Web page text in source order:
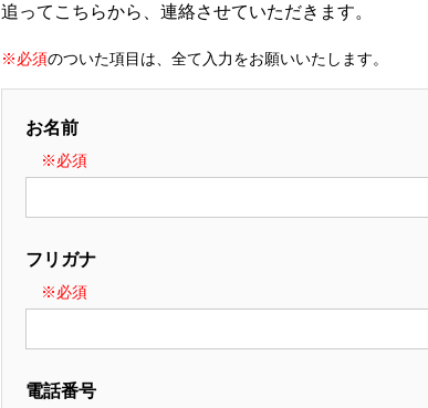
追ってこちらから、連絡させていただきます。
※必須のついた項目は、全て入力をお願いいたします。
お名前
フリガナ
電話番号